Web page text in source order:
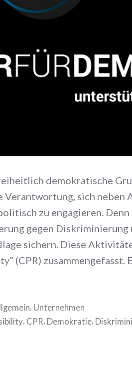
demokratische
Verantwortung, sich
zu engagieren.
gegen Diskriminierung
sichern. Diese
(CPR) zusammengefasst.
, Unternehmen
, CPR, Demokratie,